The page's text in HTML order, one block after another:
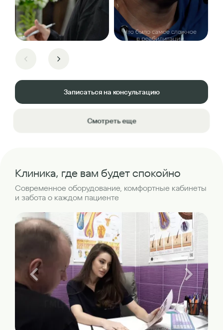
Записаться на консультацию
Смотреть еще
Клиника, где вам будет спокойно
Современное оборудование, комфортные кабинеты
и забота о каждом пациенте